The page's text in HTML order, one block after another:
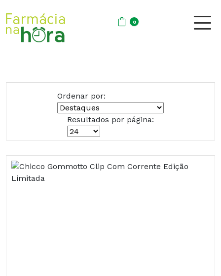
0
Ordenar por:
Resultados por página: